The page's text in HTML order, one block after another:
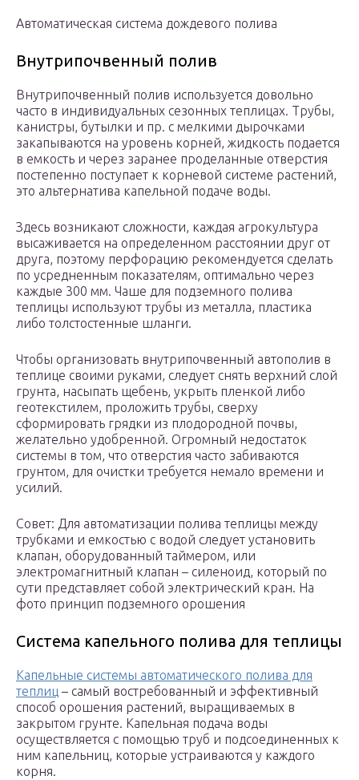
Автоматическая система дождевого полива
Внутрипочвенный полив
Внутрипочвенный полив используется довольно
часто в индивидуальных сезонных теплицах. Трубы,
канистры, бутылки и пр. с мелкими дырочками
закапываются на уровень корней, жидкость подается
в емкость и через заранее проделанные отверстия
постепенно поступает к корневой системе растений,
это альтернатива капельной подаче воды.
Здесь возникают сложности, каждая агрокультура
высаживается на определенном расстоянии друг от
друга, поэтому перфорацию рекомендуется сделать
по усредненным показателям, оптимально через
каждые 300 мм. Чаше для подземного полива
теплицы используют трубы из металла, пластика
либо толстостенные шланги.
Чтобы организовать внутрипочвенный автополив в
теплице своими руками, следует снять верхний слой
грунта, насыпать щебень, укрыть пленкой либо
геотекстилем, проложить трубы, сверху
сформировать грядки из плодородной почвы,
желательно удобренной. Огромный недостаток
системы в том, что отверстия часто забиваются
грунтом, для очистки требуется немало времени и
усилий.
Совет: Для автоматизации полива теплицы между
трубками и емкостью с водой следует установить
клапан, оборудованный таймером, или
электромагнитный клапан – силеноид, который по
сути представляет собой электрический кран. На
фото принцип подземного орошения
Система капельного полива для теплицы
Капельные системы автоматического полива для
теплиц – самый востребованный и эффективный
способ орошения растений, выращиваемых в
закрытом грунте. Капельная подача воды
осуществляется с помощью труб и подсоединенных к
ним капельниц, которые устраиваются у каждого
корня.